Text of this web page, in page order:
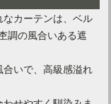
れ部屋のコツ
カーテンは、ベル
調の風合いある遮
いで、高級感溢れ